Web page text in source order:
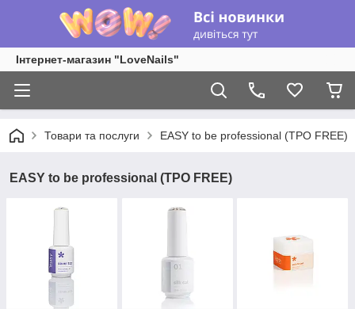
Інтернет-магазин "LoveNails"
Товари та послуги EASY to be professional (TPO FREE)
EASY to be professional (TPO FREE)